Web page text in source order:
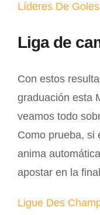
Líderes De
Liga de
Con estos
graduación esta
veamos todo
Como prueba, si
anima
apostar en la
Ligue Des